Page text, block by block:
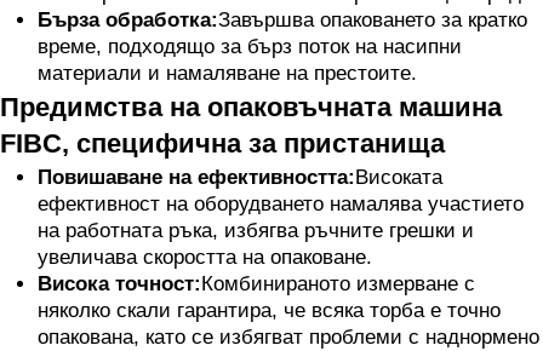
Бърза обработка:Завършва опаковането за кратко
време, подходящо за бърз поток на насипни
материали и намаляване на престоите.
Предимства на опаковъчната машина
FIBC, специфична за пристанища
Повишаване на ефективността:Високата
ефективност на оборудването намалява участието
на работната ръка, избягва ръчните грешки и
увеличава скоростта на опаковане.
Висока точност:Комбинираното измерване с
няколко скали гарантира, че всяка торба е точно
опакована, като се избягват проблеми с наднормено